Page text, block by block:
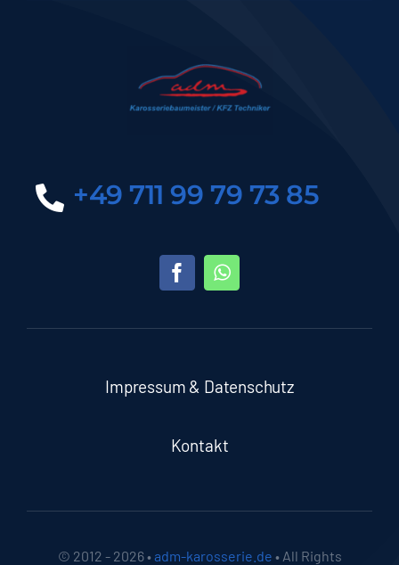
+49 711 99 79 73 85
Impressum & Datenschutz
Kontakt
© 2012 - 2026 • adm-karosserie.de • All Rights